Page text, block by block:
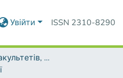
Увійти ISSN 2310-8290
Матеріали факультетів, інститутів, підрозділів